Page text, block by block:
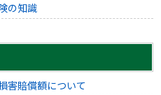
の知識
害賠償額について